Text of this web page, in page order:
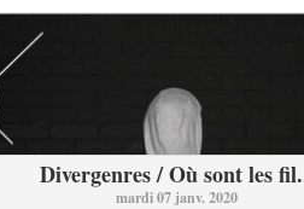
Divergenres / Où sont les
mardi 07 janv. 2020